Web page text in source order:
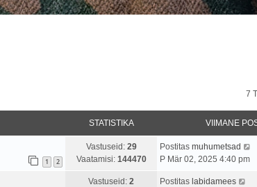
7
STATISTIKA VIIMANE
1 2
Vastuseid: 29
Vaatamisi: 144470
Postitas muhumetsad
P Mär 02, 2025 4:40 pm
Vastuseid: 2
Postitas labidamees